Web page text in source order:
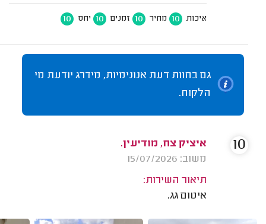
איכות 10 מחיר 10 זמנים 10 יחס 10
גם בחוות דעת אנונימיות, מידרג יודעת מי
הלקוח.
איציק צח, מודיעין.
משוב: 15/07/2026
תיאור השירות:
איטום גג.
10